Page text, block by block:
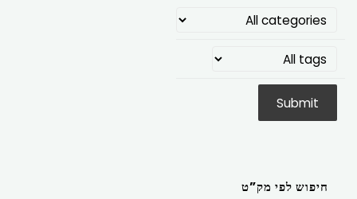
חיפוש לפי מק”ט